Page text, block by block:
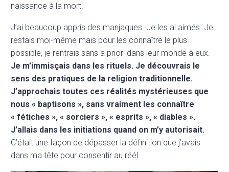
naissance à la mort.
J’ai beaucoup appris des manjaques. Je les ai aimés. Je
restais moi-même mais pour les connaître le plus
possible, je rentrais sans a priori dans leur monde à eux.
Je m’immisçais dans les rituels. Je découvrais le
sens des pratiques de la religion traditionnelle.
J’approchais toutes ces réalités mystérieuses que
nous « baptisons », sans vraiment les connaître
« fétiches », « sorciers », « esprits », « diables ».
J’allais dans les initiations quand on m’y autorisait.
C’était une façon de dépasser la définition que j’avais
dans ma tête pour consentir au réél.